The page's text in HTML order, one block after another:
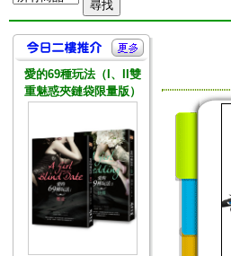
愛的69種玩法（I、II雙
重魅惑夾鏈袋限量版）